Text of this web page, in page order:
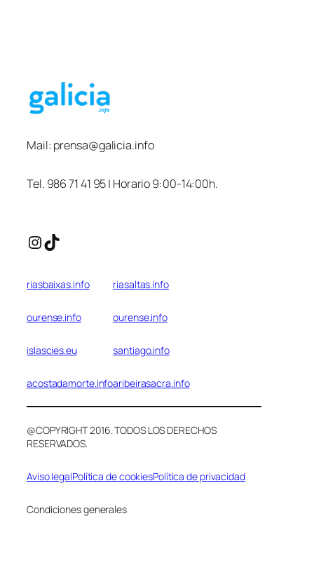
Mail: prensa@galicia.info
Tel. 986 71 41 95 | Horario 9:00-14:00h.
Instagram
TikTok
riasbaixas.info riasaltas.info
ourense.info ourense.info
islascies.eu santiago.info
acostadamorte.infoaribeirasacra.info
@COPYRIGHT 2016. TODOS LOS DERECHOS
RESERVADOS.
Aviso legalPolítica de cookiesPolítica de privacidad
Condiciones generales